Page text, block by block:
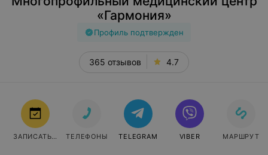
«Гармония»
Профиль подтвержден
365 отзывов 4.7
ЗАПИСАТЬСЯ ТЕЛЕФОНЫ TELEGRAM VIBER МАРШРУТ